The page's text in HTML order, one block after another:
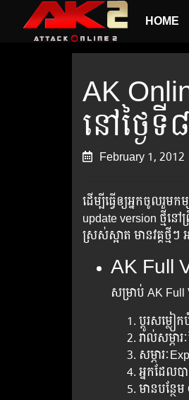
HOME
AK
នៅ​ថ្ងៃ​ទី
February 1, 2012
ដើម្បី​ធ្វើ​ឲ្យ​អ្នក​ចូល​រួម​
update version ថ្មី​ន
ស្រស់​ស្អាត មានវគ្គ​ថ្មី​
AK Full
សម្រាប់​ AK Full
ប្តូរ​សម្លៀ
រាល់​សម្ភា
សម្ភារៈ
អ្នក​ដែល​ប
មាន​បន្ថែ